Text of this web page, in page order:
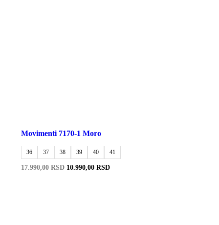
Movimenti 7170-1 Moro
36 37 38 39 40 41
17.990,00RSD Originalna
10.990,00RSDTrenutna